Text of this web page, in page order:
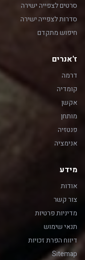
סרטים לצפייה ישירה
סדרות לצפייה ישירה
חיפוש מתקדם
ז'אנרים
דרמה
קומדיה
אקשן
מותחן
פנטזיה
אנימציה
מידע
אודות
צור קשר
מדיניות פרטיות
תנאי שימוש
דיווח הפרת זכויות
Sitemap